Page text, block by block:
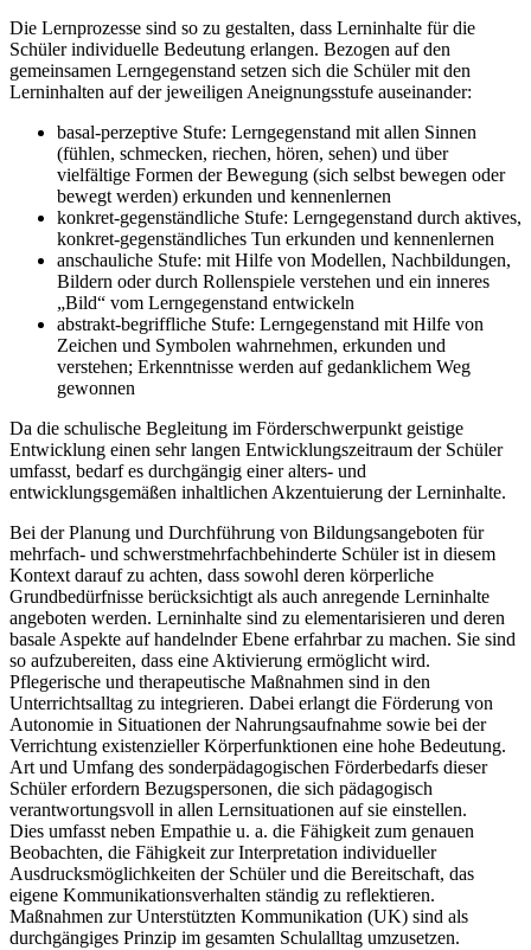
Die Lernprozesse sind so zu gestalten, dass Lerninhalte für die
Schüler individuelle Bedeutung erlangen. Bezogen auf den
gemeinsamen Lerngegenstand setzen sich die Schüler mit den
Lerninhalten auf der jeweiligen Aneignungsstufe auseinander:
basal-perzeptive Stufe: Lerngegenstand mit allen Sinnen
(fühlen, schmecken, riechen, hören, sehen) und über
vielfältige Formen der Bewegung (sich selbst bewegen oder
bewegt werden) erkunden und kennenlernen
konkret-gegenständliche Stufe: Lerngegenstand durch aktives,
konkret-gegenständliches Tun erkunden und kennenlernen
anschauliche Stufe: mit Hilfe von Modellen, Nachbildungen,
Bildern oder durch Rollenspiele verstehen und ein inneres
„Bild“ vom Lerngegenstand entwickeln
abstrakt-begriffliche Stufe: Lerngegenstand mit Hilfe von
Zeichen und Symbolen wahrnehmen, erkunden und
verstehen; Erkenntnisse werden auf gedanklichem Weg
gewonnen
Da die schulische Begleitung im Förderschwerpunkt geistige
Entwicklung einen sehr langen Entwicklungszeitraum der Schüler
umfasst, bedarf es durchgängig einer alters- und
entwicklungsgemäßen inhaltlichen Akzentuierung der Lerninhalte.
Bei der Planung und Durchführung von Bildungsangeboten für
mehrfach- und schwerstmehrfachbehinderte Schüler ist in diesem
Kontext darauf zu achten, dass sowohl deren körperliche
Grundbedürfnisse berücksichtigt als auch anregende Lerninhalte
angeboten werden. Lerninhalte sind zu elementarisieren und deren
basale Aspekte auf handelnder Ebene erfahrbar zu machen. Sie sind
so aufzubereiten, dass eine Aktivierung ermöglicht wird.
Pflegerische und therapeutische Maßnahmen sind in den
Unterrichtsalltag zu integrieren. Dabei erlangt die Förderung von
Autonomie in Situationen der Nahrungsaufnahme sowie bei der
Verrichtung existenzieller Körperfunktionen eine hohe Bedeutung.
Art und Umfang des sonderpädagogischen Förderbedarfs dieser
Schüler erfordern Bezugspersonen, die sich pädagogisch
verantwortungsvoll in allen Lernsituationen auf sie einstellen.
Dies umfasst neben Empathie u. a. die Fähigkeit zum genauen
Beobachten, die Fähigkeit zur Interpretation individueller
Ausdrucksmöglichkeiten der Schüler und die Bereitschaft, das
eigene Kommunikationsverhalten ständig zu reflektieren.
Maßnahmen zur Unterstützten Kommunikation (UK) sind als
durchgängiges Prinzip im gesamten Schulalltag umzusetzen.